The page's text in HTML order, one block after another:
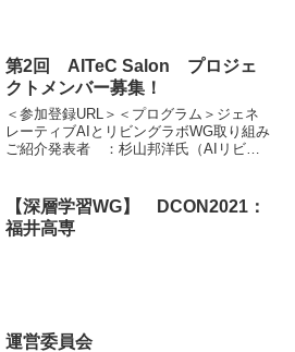
第2回 AITeC Salon プロジェ
クトメンバー募集！
＜参加登録URL＞＜プログラム＞ジェネ
レーティブAIとリビングラボWG取り組み
ご紹介発表者 ：杉山邦洋氏（AIリビン
瞰と、当WGが取り組む商用サービス開発
への具体...
【深層学習WG】 DCON2021：
福井高専
運営委員会